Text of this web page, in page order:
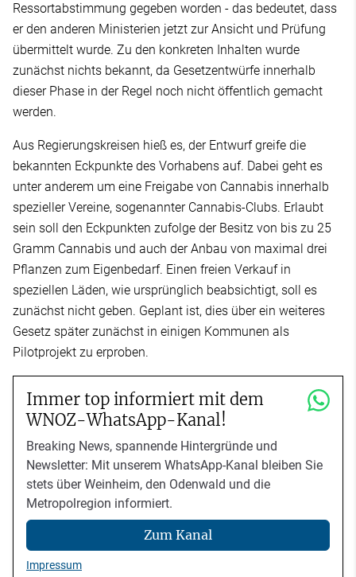
Ressortabstimmung gegeben worden - das bedeutet, dass
er den anderen Ministerien jetzt zur Ansicht und Prüfung
übermittelt wurde. Zu den konkreten Inhalten wurde
zunächst nichts bekannt, da Gesetzentwürfe innerhalb
dieser Phase in der Regel noch nicht öffentlich gemacht
werden.
Aus Regierungskreisen hieß es, der Entwurf greife die
bekannten Eckpunkte des Vorhabens auf. Dabei geht es
unter anderem um eine Freigabe von Cannabis innerhalb
spezieller Vereine, sogenannter Cannabis-Clubs. Erlaubt
sein soll den Eckpunkten zufolge der Besitz von bis zu 25
Gramm Cannabis und auch der Anbau von maximal drei
Pflanzen zum Eigenbedarf. Einen freien Verkauf in
speziellen Läden, wie ursprünglich beabsichtigt, soll es
zunächst nicht geben. Geplant ist, dies über ein weiteres
Gesetz später zunächst in einigen Kommunen als
Pilotprojekt zu erproben.
Immer top informiert mit dem
WNOZ-WhatsApp-Kanal!
Breaking News, spannende Hintergründe und
Newsletter: Mit unserem WhatsApp-Kanal bleiben Sie
stets über Weinheim, den Odenwald und die
Metropolregion informiert.
Zum Kanal
Impressum